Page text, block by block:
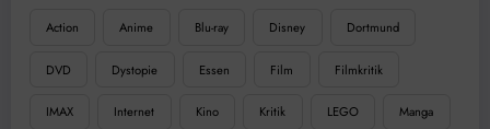
Action Anime Blu-ray Disney Dortmund
DVD Dystopie Essen Film Filmkritik
IMAX Internet Kino Kritik LEGO Manga